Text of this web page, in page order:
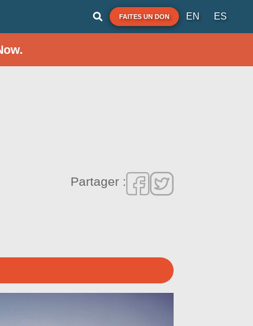
FAITES UN DON EN ES
Partager :